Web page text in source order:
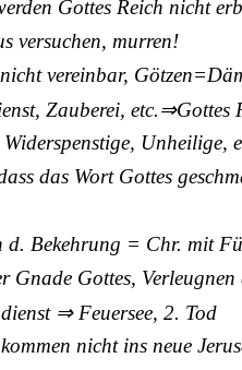
Gottes Reich nicht
versuchen, murren!
vereinbar,
Zauberei, etc.⇒Gottes
Unheilige,
das Wort Gottes
d. Bekehrung = Chr. mit
Gnade Gottes, Verleugnen
⇒ Feuersee, 2. Tod
nicht ins neue